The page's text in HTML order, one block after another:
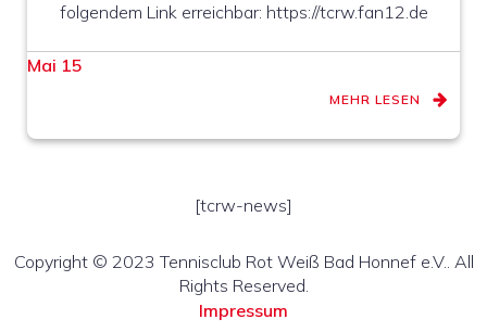
folgendem Link erreichbar: https://tcrw.fan12.de
Mai 15
MEHR LESEN
[tcrw-news]
Copyright © 2023 Tennisclub Rot Weiß Bad Honnef e.V.. All
Rights Reserved.
Impressum